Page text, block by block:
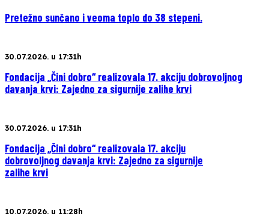
Pretežno sunčano i veoma toplo do 38 stepeni.
30.07.2026. u 17:31h
Fondacija „Čini dobro“ realizovala 17. akciju dobrovoljnog
davanja krvi: Zajedno za sigurnije zalihe krvi
30.07.2026. u 17:31h
Fondacija „Čini dobro“ realizovala 17. akciju
dobrovoljnog davanja krvi: Zajedno za sigurnije
zalihe krvi
10.07.2026. u 11:28h